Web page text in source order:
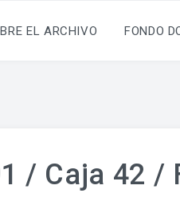
EL ARCHIVO FONDO
/ Caja 42 /